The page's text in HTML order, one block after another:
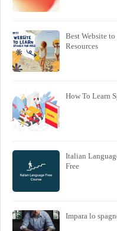
Best Website
Resources
How To Learn
Italian
Free
Impara lo